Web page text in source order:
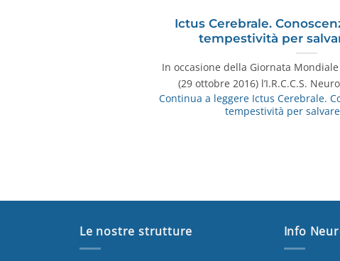
Ictus Cerebrale.
tempestività per
In occasione della Giornata
(29 ottobre 2016) l’I.R.C.C.S.
Continua a leggere Ictus Cerebrale.
tempestività per
Le nostre strutture Info